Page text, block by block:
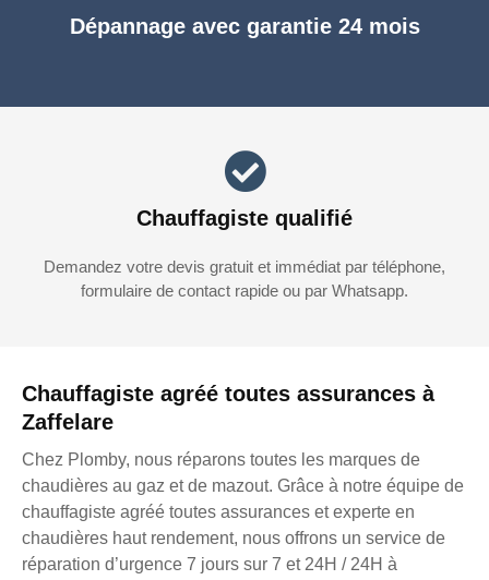
Chauffagiste agréé toutes assurances à
Zaffelare
Chez Plomby, nous réparons toutes les marques de
chaudières au gaz et de mazout. Grâce à notre équipe de
chauffagiste agréé toutes assurances et experte en
chaudières haut rendement, nous offrons un service de
réparation d’urgence 7 jours sur 7 et 24H / 24H à
Dépannage avec garantie 24 mois
Chauffagiste qualifié
Demandez votre devis gratuit et immédiat par téléphone,
formulaire de contact rapide ou par Whatsapp.